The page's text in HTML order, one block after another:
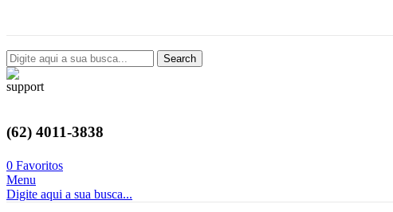
Search
(62) 4011-3838
0 Favoritos
Menu
Digite aqui a sua busca...